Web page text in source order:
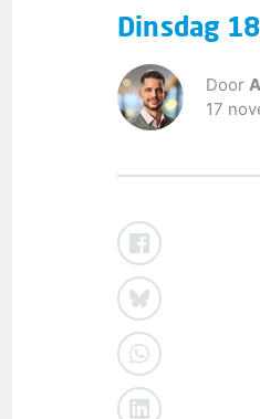
Dinsdag
Door
17